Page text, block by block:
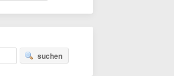
suchen